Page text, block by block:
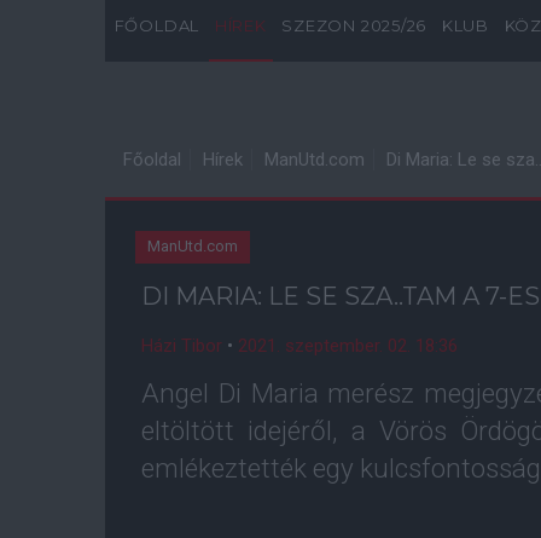
FŐOLDAL HÍREK SZEZON 2025/26 KLUB
Főoldal Hírek ManUtd.com Di Maria: Le se
ManUtd.com
DI MARIA: LE SE SZA..TAM A 7-
Házi Tibor • 2021. szeptember. 02. 18:36
Angel Di Maria merész
eltöltött idejéről, a Vörös
emlékeztették egy